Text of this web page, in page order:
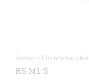
Sensor-LED-Innenleuchte
RS M1 S